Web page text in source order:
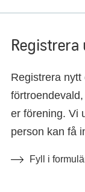
Registrera
er förening. Vi
person kan få
Fyll i